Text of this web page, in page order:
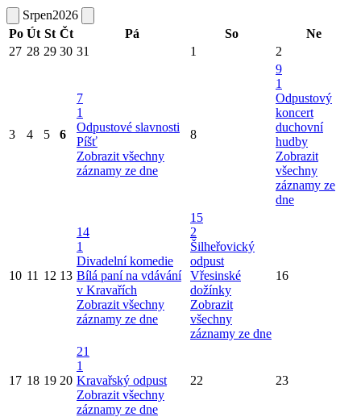
Srpen2026
Po Út St Čt Pá So
Ne
27 28 29 30 31 1 2
3 4 5 6
7
1
Odpustové slavnosti
Píšť
Zobrazit všechny
záznamy ze dne
8
9
1
Odpustový
koncert
duchovní
hudby
Zobrazit
všechny
záznamy ze
dne
10 11 12 13
14
1
Divadelní komedie
Bílá paní na vdávání
v Kravařích
Zobrazit všechny
záznamy ze dne
15
2
Šilheřovický
odpust
Vřesinské
dožínky
Zobrazit
všechny
záznamy ze dne
16
17 18 19 20
21
1
Kravařský odpust
Zobrazit všechny
záznamy ze dne
22 23